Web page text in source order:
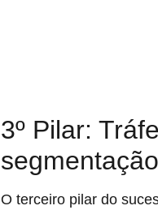
3º Pilar:
segmentação
O terceiro pilar do